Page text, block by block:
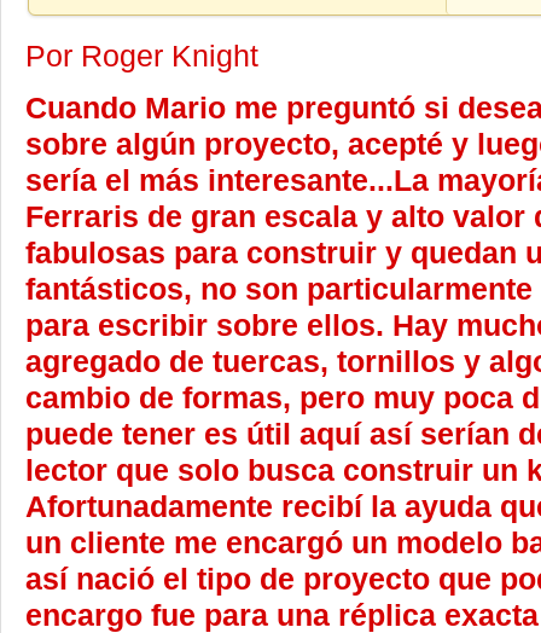
Por Roger Knight
Cuando Mario me preguntó si
sobre algún proyecto, acepté y
sería el más interesante...La
Ferraris de gran escala y alto valor
fabulosas para construir y quedan
fantásticos, no son
para escribir sobre ellos. Hay
agregado de tuercas, tornillos y
cambio de formas, pero muy poca
puede tener es útil aquí así serían
lector que solo busca construir un
Afortunadamente recibí la ayuda
un cliente me encargó un modelo
así nació el tipo de proyecto que
encargo fue para una réplica